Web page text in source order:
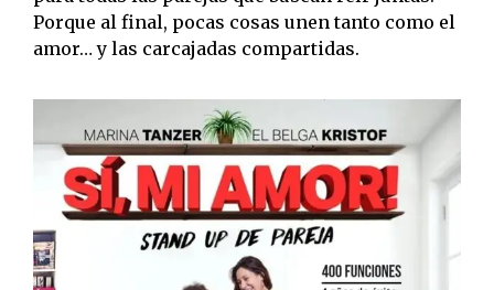
Porque al final, pocas cosas unen tanto como el
amor… y las carcajadas compartidas.